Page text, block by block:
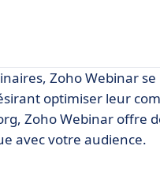
Zoho Webinar
optimiser leur
Zoho Webinar offre
avec votre audience.